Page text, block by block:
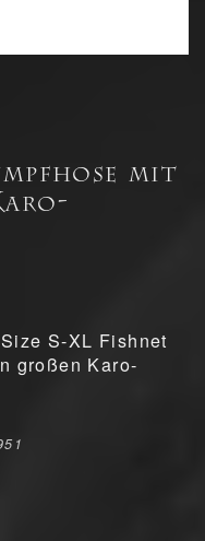
mit
S-XL Fishnet
großen Karo-